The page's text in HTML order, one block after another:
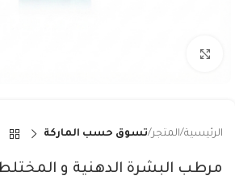
الرئيسية المتجر تسوق حسب الماركة
مرطب البشرة الدهنية و